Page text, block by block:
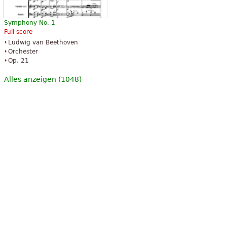
Symphony No. 1
Full score
Ludwig van Beethoven
Orchester
Op. 21
Alles anzeigen (1048)